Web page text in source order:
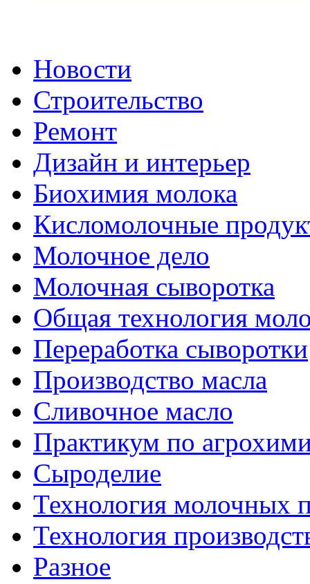
Новости
Строительство
Ремонт
Дизайн и интерьер
Биохимия молока
Кисломолочные
Молочное дело
Молочная сыворотка
Общая технология
Переработка сыворотки
Производство масла
Сливочное масло
Практикум по
Сыроделие
Технология молочных
Технология
Разное